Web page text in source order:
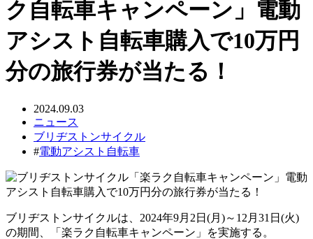
ク自転車キャンペーン」電動
アシスト自転車購入で10万円
分の旅行券が当たる！
2024.09.03
ニュース
ブリヂストンサイクル
#電動アシスト自転車
ブリヂストンサイクルは、2024年9月2日(月)～12月31日(火)
の期間、「楽ラク自転車キャンペーン」を実施する。